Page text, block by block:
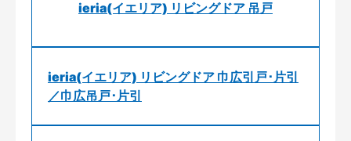
ieria(イエリア) リビングドア 吊戸
ieria(イエリア) リビングドア 巾広引戸･片引
／巾広吊戸･片引